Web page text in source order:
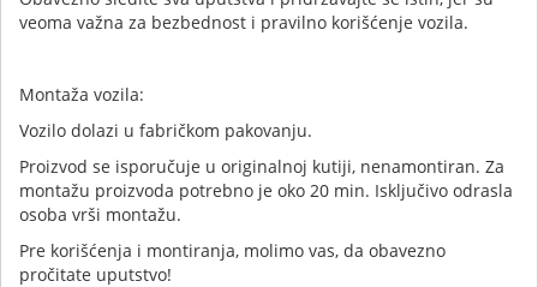
veoma važna za bezbednost i pravilno korišćenje vozila.
Montaža vozila:
Vozilo dolazi u fabričkom pakovanju.
Proizvod se isporučuje u originalnoj kutiji, nenamontiran. Za
montažu proizvoda potrebno je oko 20 min. Isključivo odrasla
osoba vrši montažu.
Pre korišćenja i montiranja, molimo vas, da obavezno
pročitate uputstvo!